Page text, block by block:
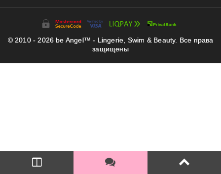
© 2010 - 2026 be Angel™ - Lingerie, Swim & Beauty. Все права
защищены